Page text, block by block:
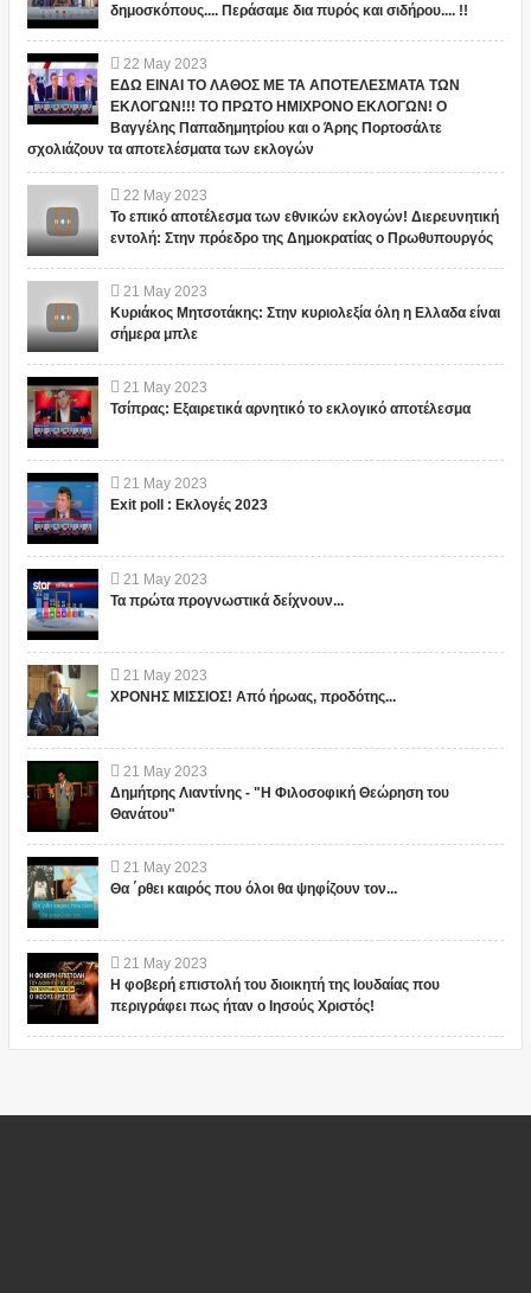
δημοσκόπους.... Περάσαμε δια πυρός και σιδήρου.... !!
22 May 2023
ΕΔΩ ΕΙΝΑΙ ΤΟ ΛΑΘΟΣ ΜΕ ΤΑ ΑΠΟΤΕΛΕΣΜΑΤΑ ΤΩΝ
ΕΚΛΟΓΩΝ!!! ΤΟ ΠΡΩΤΟ ΗΜΙΧΡΟΝΟ ΕΚΛΟΓΩΝ! Ο
Βαγγέλης Παπαδημητρίου και ο Άρης Πορτοσάλτε
σχολιάζουν τα αποτελέσματα των εκλογών
22 May 2023
Το επικό αποτέλεσμα των εθνικών εκλογών! Διερευνητική
εντολή: Στην πρόεδρο της Δημοκρατίας ο Πρωθυπουργός
21 May 2023
Κυριάκος Μητσοτάκης: Στην κυριολεξία όλη η Ελλαδα είναι
σήμερα μπλε
21 May 2023
Τσίπρας: Εξαιρετικά αρνητικό το εκλογικό αποτέλεσμα
21 May 2023
Exit poll : Εκλογές 2023
21 May 2023
Τα πρώτα προγνωστικά δείχνουν...
21 May 2023
ΧΡΟΝΗΣ ΜΙΣΣΙΟΣ! Από ήρωας, προδότης...
21 May 2023
Δημήτρης Λιαντίνης - "Η Φιλοσοφική Θεώρηση του
Θανάτου"
21 May 2023
Θα ΄ρθει καιρός που όλοι θα ψηφίζουν τον...
21 May 2023
Η φοβερή επιστολή του διοικητή της Ιουδαίας που
περιγράφει πως ήταν ο Ιησούς Χριστός!